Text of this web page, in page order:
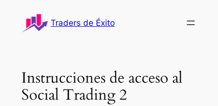
Traders de Éxito
Instrucciones de acceso al
Social Trading 2